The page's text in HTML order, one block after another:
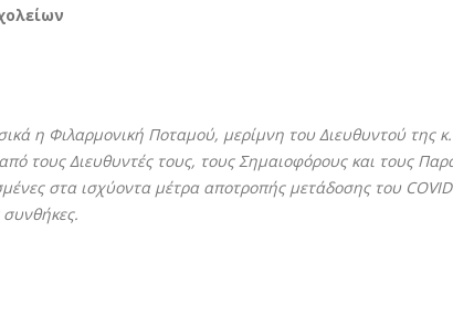
η Φιλαρμονική Ποταμού, μερίμνη του Διευθυντού της
τους Διευθυντές τους, τους Σημαιοφόρους και τους
στα ισχύοντα μέτρα αποτροπής μετάδοσης του COVID
συνθήκες.